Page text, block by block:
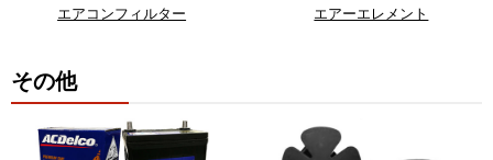
エアコンフィルター エアーエレメント
その他